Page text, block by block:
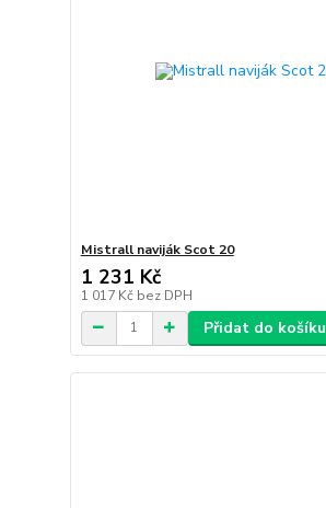
Mistrall naviják Scot 20
1 231 Kč
1 017 Kč bez DPH
Přidat do košíku